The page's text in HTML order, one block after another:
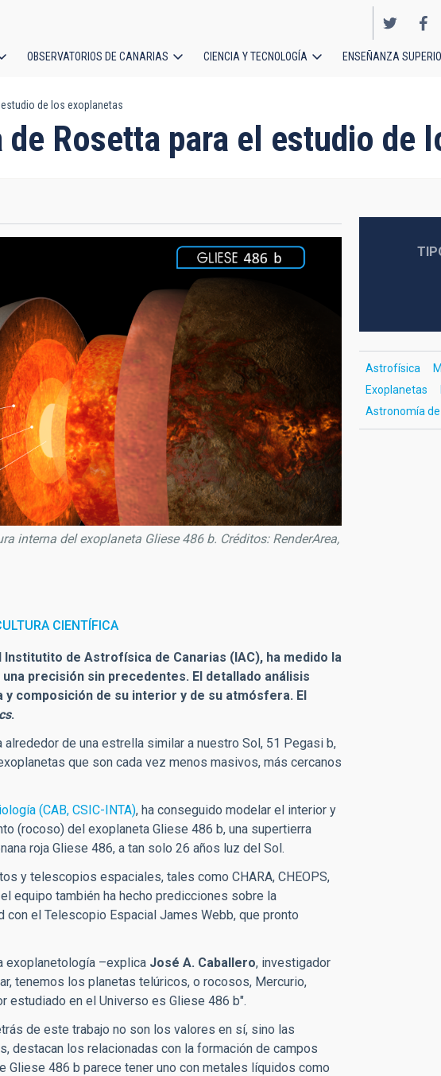
OBSERVATORIOS DE CANARIAS CIENCIA Y TECNOLOGÍA ENSEÑANZA
de los exoplanetas
de Rosetta para el estudio de
interna del exoplaneta Gliese 486 b. Créditos: RenderArea,
CIENTÍFICA
de Astrofísica de Canarias (IAC), ha medido la
precisión sin precedentes. El detallado análisis
composición de su interior y de su atmósfera. El
.
de una estrella similar a nuestro Sol, 51 Pegasi b,
que son cada vez menos masivos, más cercanos
(CAB, CSIC-INTA), ha conseguido modelar el interior y
(rocoso) del exoplaneta Gliese 486 b, una supertierra
roja Gliese 486, a tan solo 26 años luz del Sol.
y telescopios espaciales, tales como CHARA, CHEOPS,
equipo también ha hecho predicciones sobre la
el Telescopio Espacial James Webb, que pronto
exoplanetología –explica José A. Caballero, investigador
tenemos los planetas telúricos, o rocosos, Mercurio,
estudiado en el Universo es Gliese 486 b".
de este trabajo no son los valores en sí, sino las
destacan los relacionadas con la formación de campos
Gliese 486 b parece tener uno con metales líquidos como
Astrofísica
Exoplanetas
Astronomía